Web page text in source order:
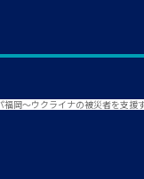
岡～ウクライナの被災者を支